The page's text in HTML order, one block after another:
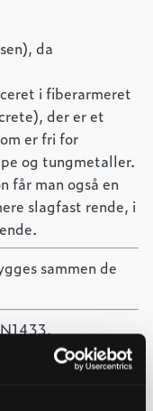
da
i fiberarmeret
der er et
er fri for
og tungmetaller.
får man også en
slagfast rende, i
sammen de